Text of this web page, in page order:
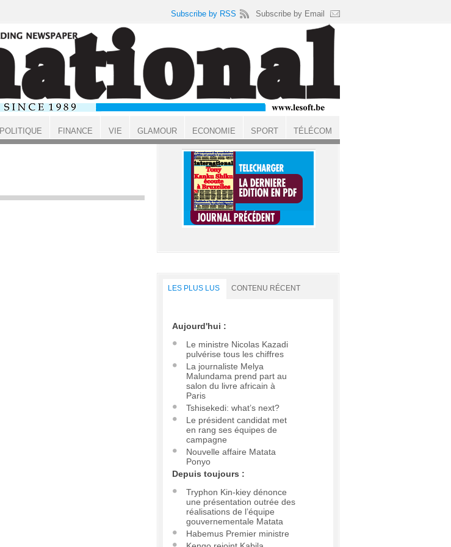
LES PLUS LUS CONTENU RÉCENT
Aujourd'hui :
Le ministre Nicolas Kazadi
pulvérise tous les chiffres
La journaliste Melya
Malundama prend part au
salon du livre africain à
Paris
Tshisekedi: what’s next?
Le président candidat met
en rang ses équipes de
campagne
Nouvelle affaire Matata
Ponyo
Depuis toujours :
Tryphon Kin-kiey dénonce
une présentation outrée des
réalisations de l’équipe
gouvernementale Matata
Habemus Premier ministre
Subscribe by RSS Subscribe by Email
POLITIQUE FINANCE VIE GLAMOUR ECONOMIE SPORT TÉLÉCOM